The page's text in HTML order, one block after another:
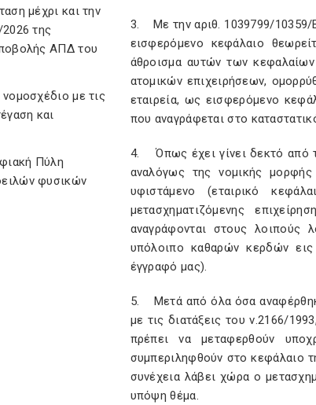
μέχρι και την
της
ΑΠΔ του
με τις
και
Πύλη
φυσικών
3. Με την αριθ. 1039799/10359/
εισφερόμενο κεφάλαιο
άθροισμα αυτών των
ατομικών επιχειρήσεων,
εταιρεία, ως εισφερόμενο
που αναγράφεται στο
4. Όπως έχει γίνει δεκτό από
αναλόγως της νομικής μορφής
υφιστάμενο (εταιρικό
μετασχηματιζόμενης
αναγράφονται στους λοιπούς
υπόλοιπο καθαρών κερδών
έγγραφό μας).
5. Μετά από όλα όσα
με τις διατάξεις του ν.2166/
πρέπει να μεταφερθούν
συμπεριληφθούν στο κεφάλαιο
συνέχεια λάβει χώρα ο
υπόψη θέμα.